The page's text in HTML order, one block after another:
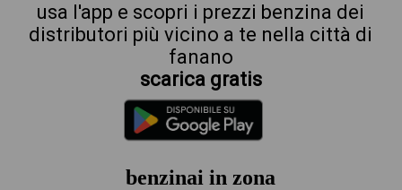
usa l'app e scopri i prezzi benzina dei
distributori più vicino a te nella città di
fanano
scarica gratis
benzinai in zona